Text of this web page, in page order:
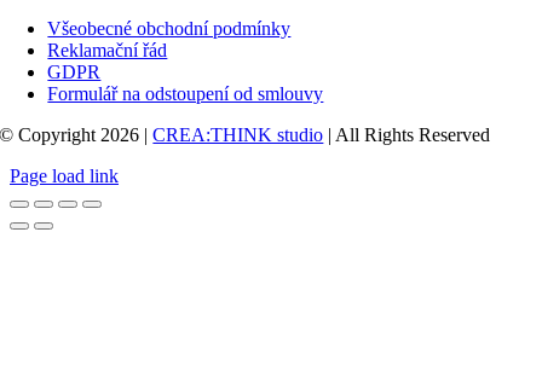
Všeobecné obchodní podmínky
Reklamační řád
GDPR
Formulář na odstoupení od smlouvy
© Copyright 2026 |CREA:THINK studio | All Rights Reserved
Page load link